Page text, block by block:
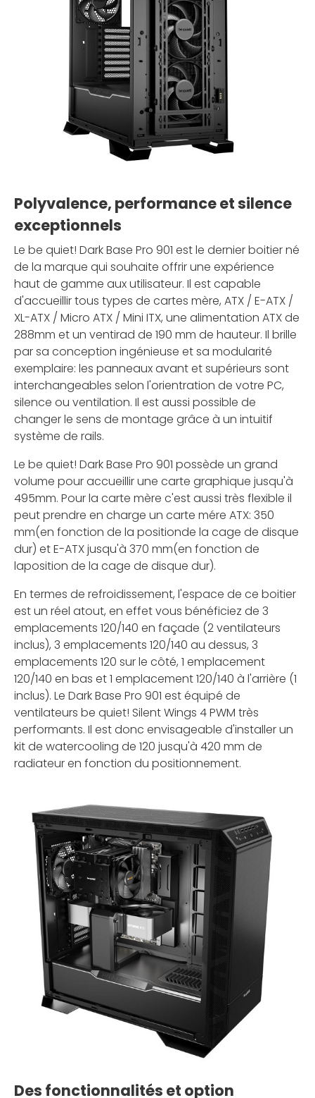
Polyvalence, performance et silence
exceptionnels
Le be quiet! Dark Base Pro 901 est le dernier boitier né
de la marque qui souhaite offrir une expérience
haut de gamme aux utilisateur. Il est capable
d'accueillir tous types de cartes mère, ATX / E-ATX /
XL-ATX / Micro ATX / Mini ITX, une alimentation ATX de
288mm et un ventirad de 190 mm de hauteur. Il brille
par sa conception ingénieuse et sa modularité
exemplaire: les panneaux avant et supérieurs sont
interchangeables selon l'orientration de votre PC,
silence ou ventilation. Il est aussi possible de
changer le sens de montage grâce à un intuitif
système de rails.
Le be quiet! Dark Base Pro 901 possède un grand
volume pour accueillir une carte graphique jusqu'à
495mm. Pour la carte mère c'est aussi très flexible il
peut prendre en charge un carte mére ATX: 350
mm(en fonction de la positionde la cage de disque
dur) et E-ATX jusqu'à 370 mm(en fonction de
laposition de la cage de disque dur).
En termes de refroidissement, l'espace de ce boitier
est un réel atout, en effet vous bénéficiez de 3
emplacements 120/140 en façade (2 ventilateurs
inclus), 3 emplacements 120/140 au dessus, 3
emplacements 120 sur le côté, 1 emplacement
120/140 en bas et 1 emplacement 120/140 à l'arrière (1
inclus). Le Dark Base Pro 901 est équipé de
ventilateurs be quiet! Silent Wings 4 PWM très
performants. Il est donc envisageable d'installer un
kit de watercooling de 120 jusqu'à 420 mm de
radiateur en fonction du positionnement.
Des fonctionnalités et option